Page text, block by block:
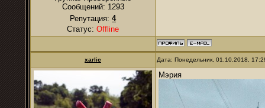
Сообщений: 1293
Репутация: 4
Статус: Offline
xarlic Дата: Понедельник, 01.10.2018,
Мэрия